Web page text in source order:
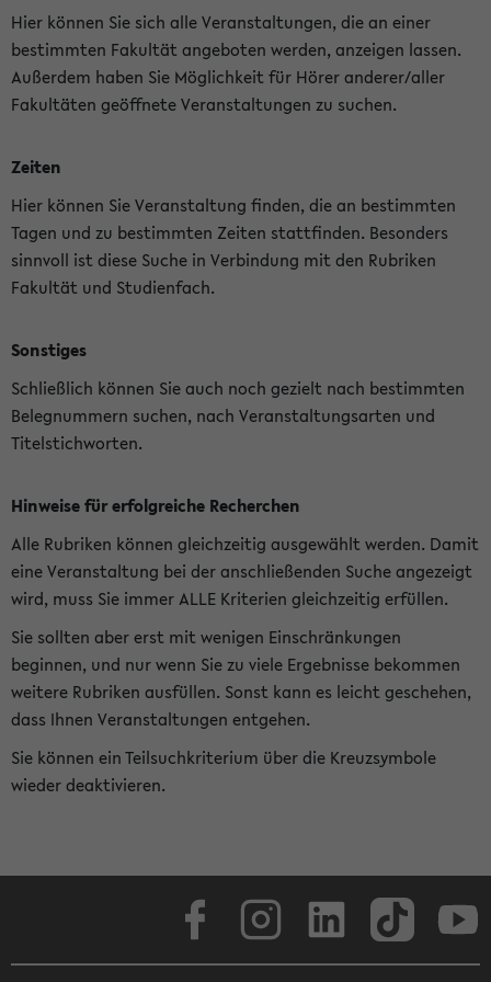
Hier können Sie sich alle Veranstaltungen, die an einer
bestimmten Fakultät angeboten werden, anzeigen lassen.
Außerdem haben Sie Möglichkeit für Hörer anderer/aller
Fakultäten geöffnete Veranstaltungen zu suchen.
Zeiten
Hier können Sie Veranstaltung finden, die an bestimmten
Tagen und zu bestimmten Zeiten stattfinden. Besonders
sinnvoll ist diese Suche in Verbindung mit den Rubriken
Fakultät und Studienfach.
Sonstiges
Schließlich können Sie auch noch gezielt nach bestimmten
Belegnummern suchen, nach Veranstaltungsarten und
Titelstichworten.
Hinweise für erfolgreiche Recherchen
Alle Rubriken können gleichzeitig ausgewählt werden. Damit
eine Veranstaltung bei der anschließenden Suche angezeigt
wird, muss Sie immer ALLE Kriterien gleichzeitig erfüllen.
Sie sollten aber erst mit wenigen Einschränkungen
beginnen, und nur wenn Sie zu viele Ergebnisse bekommen
weitere Rubriken ausfüllen. Sonst kann es leicht geschehen,
dass Ihnen Veranstaltungen entgehen.
Sie können ein Teilsuchkriterium über die Kreuzsymbole
wieder deaktivieren.